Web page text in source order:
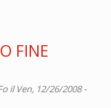
FINE
il Ven, 12/26/2008 -